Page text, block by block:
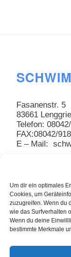
Um dir ein optimales
Cookies, um
zuzugreifen. Wenn du
wie das Surfverhalten
Wenn du deine
bestimmte Merkmale
Fasanenstr. 5
83661
Telefon:
FAX:08042/
E – Mail: